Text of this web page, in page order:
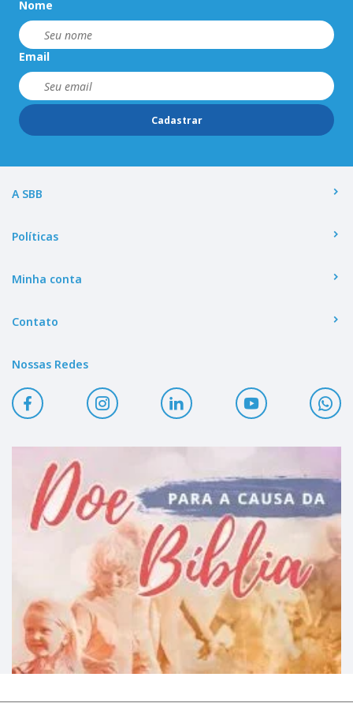
Nome
Email
Cadastrar
A SBB
Políticas
Minha conta
Contato
Nossas Redes